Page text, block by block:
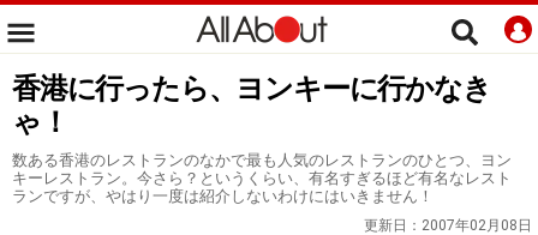
香港に行ったら、ヨンキーに行かなき
ゃ！
数ある香港のレストランのなかで最も人気のレストランのひとつ、ヨン
キーレストラン。今さら？というくらい、有名すぎるほど有名なレスト
ランですが、やはり一度は紹介しないわけにはいきません！
更新日： 2007年02月08日